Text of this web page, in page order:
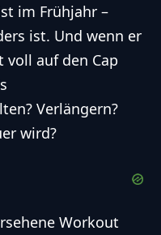
im Frühjahr –
ist. Und wenn er
auf den Cap
Verlängern?
wird?
Workout